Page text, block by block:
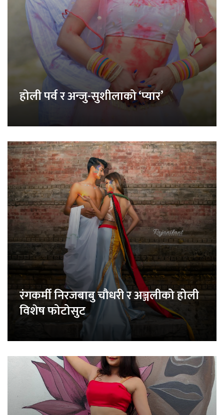
होली पर्व र अन्जु-सुशीलाको ‘प्यार’
रंगकर्मी निरजबाबु चौधरी र अञ्जलीको होली
विशेष फोटोसुट